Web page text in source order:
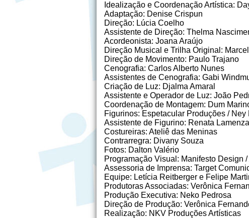
Idealização e Coordenação Artística:
Adaptação: Denise Crispun
Direção: Lúcia Coelho
Assistente de Direção: Thelma
Acordeonista: Joana Araújo
Direção Musical e Trilha Original:
Direção de Movimento: Paulo Trajano
Cenografia: Carlos Alberto Nunes
Assistentes de Cenografia: Gabi
Criação de Luz: Djalma Amaral
Assistente e Operador de Luz: João
Coordenação de Montagem: Dum
Figurinos: Espetacular Produções /
Assistente de Figurino: Renata Lamenza
Costureiras: Ateliê das Meninas
Contrarregra: Divany Souza
Fotos: Dalton Valério
Programação Visual: Manifesto Design
Assessoria de Imprensa: Target
Equipe: Letícia Reitberger e Felipe
Produtoras Associadas: Verônica
Produção Executiva: Neko Pedrosa
Direção de Produção: Verônica
Realização: NKV Produções Artísticas